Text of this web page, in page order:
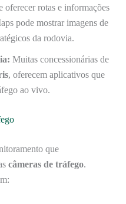
oferecer rotas e informações
pode mostrar imagens de
da rodovia.
Muitas concessionárias de
, oferecem aplicativos que
ao vivo.
que
câmeras de tráfego.